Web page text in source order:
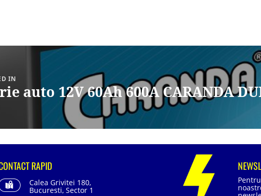
IN
auto 12V 60Ah 600A CARANDA
RAPID
Calea Grivitei 180,
Bucuresti, Sector 1